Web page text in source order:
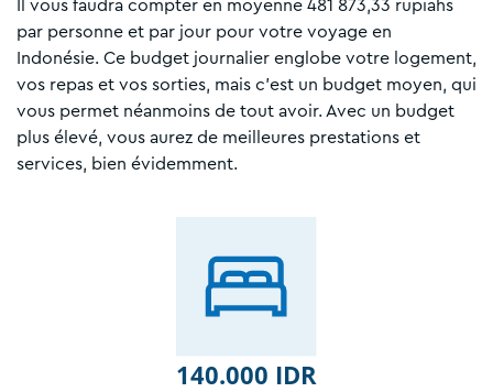
Il vous faudra compter en moyenne 481 873,33 rupiahs
par personne et par jour pour votre voyage en
Indonésie. Ce budget journalier englobe votre logement,
vos repas et vos sorties, mais c’est un budget moyen, qui
vous permet néanmoins de tout avoir. Avec un budget
plus élevé, vous aurez de meilleures prestations et
services, bien évidemment.
140.000 IDR